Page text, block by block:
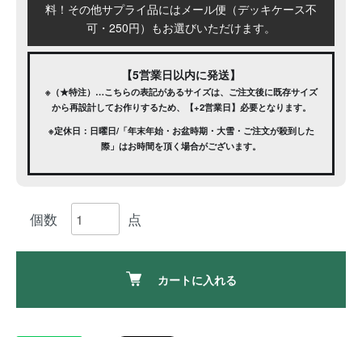
料！その他サプライ品にはメール便（デッキケース不
可・250円）もお選びいただけます。
【5営業日以内に発送】
※（★特注）…こちらの表記があるサイズは、ご注文後に既存サイズ
から再設計してお作りするため、【+2営業日】必要となります。
※定休日：日曜日/「年末年始・お盆時期・大雪・ご注文が殺到した
際」はお時間を頂く場合がございます。
カートに入れる